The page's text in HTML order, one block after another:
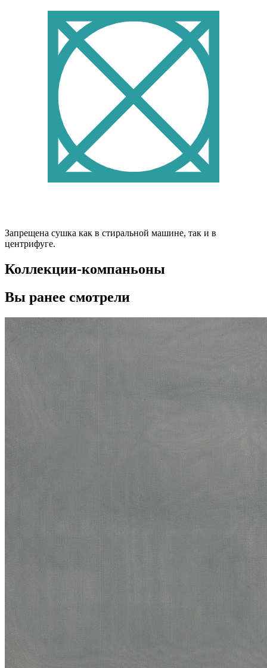
Запрещена сушка как в стиральной машине, так и в
центрифуге.
Коллекции-компаньоны
Вы ранее смотрели